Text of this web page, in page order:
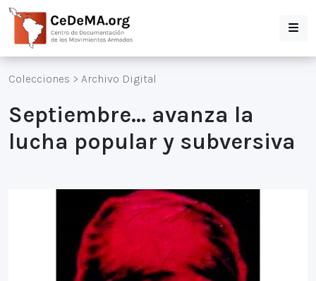
Colecciones > Archivo Digital
Septiembre... avanza la
lucha popular y subversiva